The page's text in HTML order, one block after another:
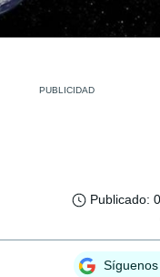
Publicado: